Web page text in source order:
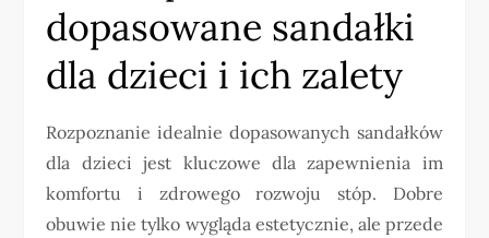
dopasowane sandałki
dla dzieci i ich zalety
Rozpoznanie idealnie dopasowanych sandałków
dla dzieci jest kluczowe dla zapewnienia im
komfortu i zdrowego rozwoju stóp. Dobre
obuwie nie tylko wygląda estetycznie, ale przede